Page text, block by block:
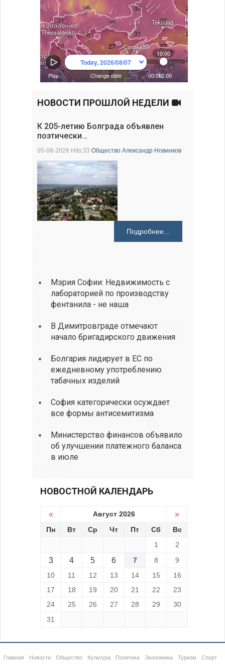
НОВОСТИ ПРОШЛОЙ НЕДЕЛИ
К 205-летию Болграда объявлен
поэтически…
05-08-2026 Hits:33Общество Александр Новинков
Подробнее...
Мэрия Софии: Недвижимость с
лабораторией по производству
фентанила - не наша
В Димитровграде отмечают
начало бригадирского движения
Болгария лидирует в ЕС по
ежедневному употреблению
табачных изделий
София категорически осуждает
все формы антисемитизма
Министерство финансов объявило
об улучшении платежного баланса
в июле
НОВОСТНОЙ КАЛЕНДАРЬ
« Август 2026 »
Пн Вт Ср Чт Пт Сб
Вс
1
2
3 4 5 6 7 8
9
10
11 12 13 14 15
16
17
18 19 20 21 22
23
24
25 26 27 28 29
30
31
Главная Новости Общество Культура Политика Экономика Туризм Спорт